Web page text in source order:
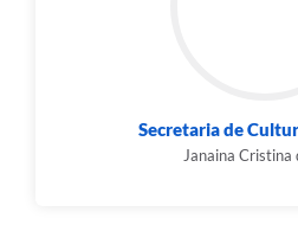
Secretaria de
Janaina Cristina